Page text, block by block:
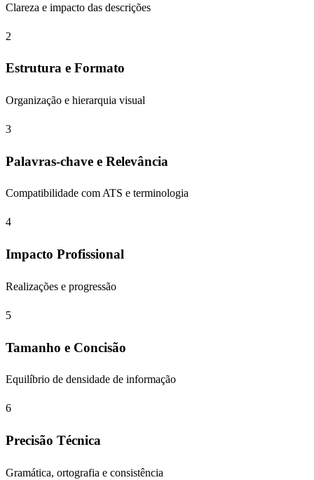
Clareza e impacto das descrições
2
Estrutura e Formato
Organização e hierarquia visual
3
Palavras-chave e Relevância
Compatibilidade com ATS e terminologia
4
Impacto Profissional
Realizações e progressão
5
Tamanho e Concisão
Equilíbrio de densidade de informação
6
Precisão Técnica
Gramática, ortografia e consistência